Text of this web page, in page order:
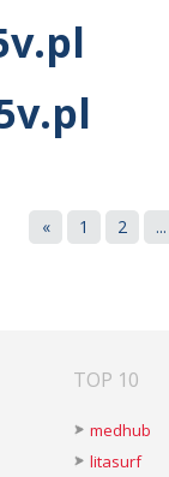
« 1 2 ...
TOP 10
medhub
litasurf